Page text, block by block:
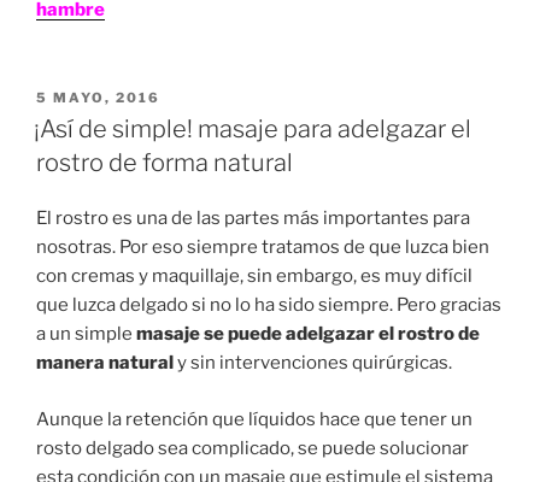
hambre
PUBLICADO
EN
5 MAYO, 2016
¡Así de simple! masaje para adelgazar el
rostro de forma natural
El rostro es una de las partes más importantes para
nosotras. Por eso siempre tratamos de que luzca bien
con cremas y maquillaje, sin embargo, es muy difícil
que luzca delgado si no lo ha sido siempre. Pero gracias
a un simple masaje se puede adelgazar el rostro de
manera naturaly sin intervenciones quirúrgicas.
Aunque la retención que líquidos hace que tener un
rosto delgado sea complicado, se puede solucionar
esta condición con un masaje que estimule el sistema